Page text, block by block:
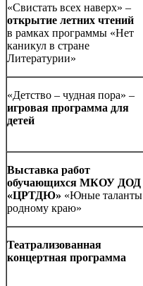
«Свистать всех наверх» –
открытие летних чтений
в рамках программы «Нет
каникул в стране
Литературии»
«Детство – чудная пора» –
игровая программа для
детей
Выставка работ
обучающихся МКОУ ДОД
«ЦРТДЮ» «Юные таланты
родному краю»
Театрализованная
концертная программа